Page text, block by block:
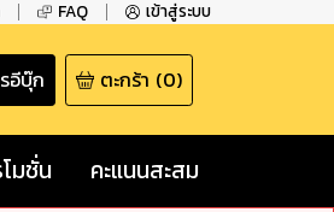
FAQ เข้าสู่ระบบ
อีบุ๊ก ตะกร้า (0)
มชั่น คะแนนสะสม